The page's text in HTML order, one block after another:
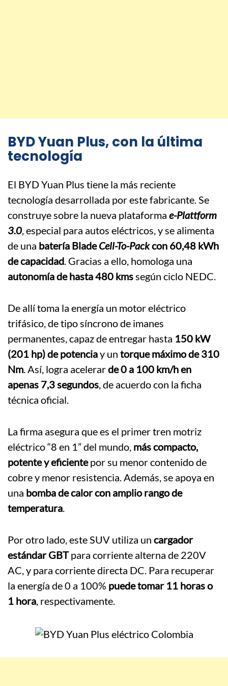
BYD Yuan Plus, con la última
tecnología
El BYD Yuan Plus tiene la más reciente
tecnología desarrollada por este fabricante. Se
construye sobre la nueva plataforma e-Plattform
3.0, especial para autos eléctricos, y se alimenta
de una batería BladeCell-To-Packcon 60,48 kWh
de capacidad. Gracias a ello, homologa una
autonomía de hasta 480 kmssegún ciclo NEDC.
De allí toma la energía un motor eléctrico
trifásico, de tipo síncrono de imanes
permanentes, capaz de entregar hasta 150 kW
(201 hp) de potenciay un torque máximo de 310
Nm. Así, logra acelerarde 0 a 100 km/h en
apenas 7,3 segundos, de acuerdo con la ficha
técnica oficial.
La firma asegura que es el primer tren motriz
eléctrico “8 en 1” del mundo, más compacto,
potente y eficientepor su menor contenido de
cobre y menor resistencia. Además, se apoya en
una bomba de calor con amplio rango de
temperatura.
Por otro lado, este SUV utiliza un cargador
estándar GBTpara corriente alterna de 220V
AC, y para corriente directa DC. Para recuperar
la energía de 0 a 100% puede tomar 11 horas o
1 hora, respectivamente.